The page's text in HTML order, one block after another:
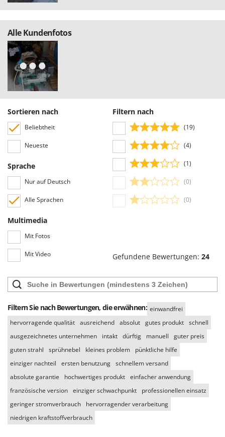
positiven oder negativen Bewertungen.
Alle Kundenfotos
Sortieren nach
Beliebtheit
Neueste
Sprache
Nur auf Deutsch
Alle Sprachen
Multimedia
Mit Fotos
Mit Video
Filtern nach
(19)
(4)
(1)
(0)
(0)
Gefundene Bewertungen: 24
Filtern Sie nach Bewertungen, die erwähnen: einwandfrei
hervorragende qualität ausreichend absolut gutes produkt schnell
ausgezeichnetes unternehmen
intakt dürftig manuell
guter preis
guten strahl
sprühnebel kleines problem
pünktliche hilfe
einziger nachteil
ersten benutzung schnellem versand
absolute garantie
hochwertiges produkt einfacher anwendung
französische version einziger schwachpunkt
professionellen einsatz
geringer stromverbrauch
hervorragender verarbeitung
niedrigen kraftstoffverbrauch